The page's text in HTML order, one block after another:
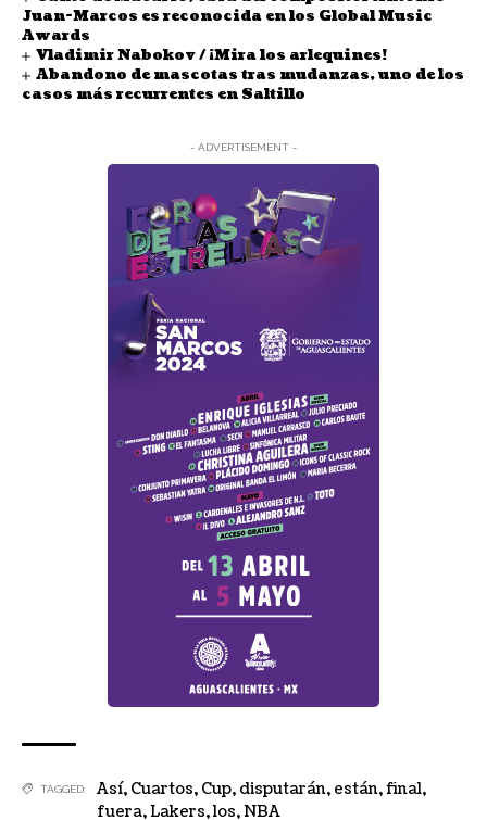
Juan-Marcos es reconocida en los Global Music
Awards
Vladimir Nabokov / ¡Mira los arlequines!
Abandono de mascotas tras mudanzas, uno de los
casos más recurrentes en Saltillo
- ADVERTISEMENT -
TAGGED: Así, Cuartos, Cup, disputarán, están,final,
fuera,Lakers,los,NBA